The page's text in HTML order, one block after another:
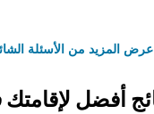
عرض المزيد من الأسئلة